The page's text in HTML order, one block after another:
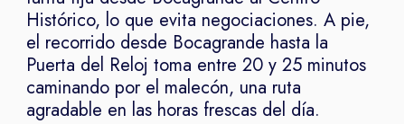
Histórico, lo que evita negociaciones. A pie,
el recorrido desde Bocagrande hasta la
Puerta del Reloj toma entre 20 y 25 minutos
caminando por el malecón, una ruta
agradable en las horas frescas del día.